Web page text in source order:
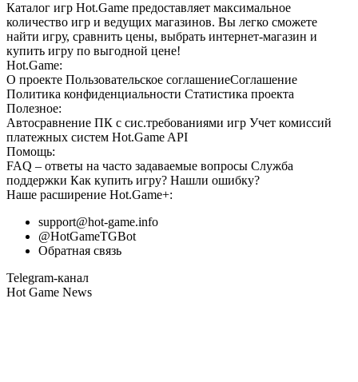
Каталог игр Hot.Game предоставляет максимальное
количество игр и ведущих магазинов. Вы легко сможете
найти игру, сравнить цены, выбрать интернет-магазин и
купить игру по выгодной цене!
Hot.Game:
О проекте Пользовательское соглашениеСоглашение
Политика конфиденциальности Статистика проекта
Полезное:
Автосравнение ПК с сис.требованиями игр Учет комиссий
платежных систем Hot.Game API
Помощь:
FAQ – ответы на часто задаваемые вопросы Служба
поддержки Как купить игру? Нашли ошибку?
Наше расширение Hot.Game+:
support@hot-game.info
@HotGameTGBot
Обратная связь
Telegram-канал
Hot Game News